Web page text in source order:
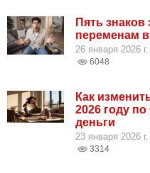
Пять знаков
переменам в
26 января 2026
6048
Как
2026 году
деньги
23 января 2026
3314